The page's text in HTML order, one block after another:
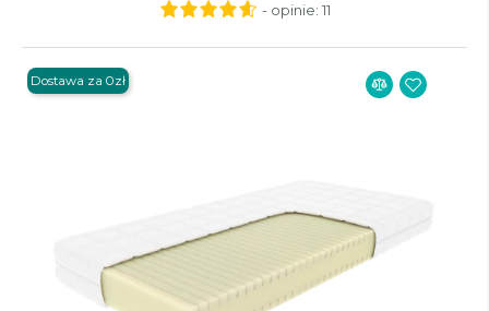
- opinie: 11
Dostawa za 0zł